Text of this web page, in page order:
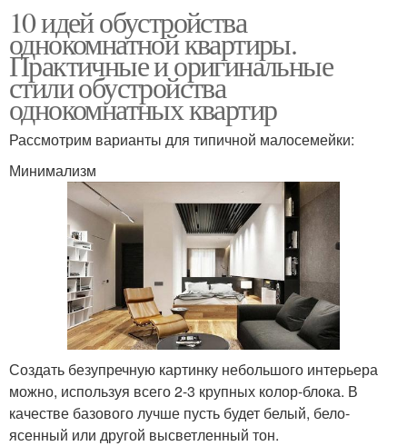
10 идей обустройства
однокомнатной квартиры.
Практичные и оригинальные
стили обустройства
однокомнатных квартир
Рассмотрим варианты для типичной малосемейки:
Минимализм
Создать безупречную картинку небольшого интерьера
можно, используя всего 2-3 крупных колор-блока. В
качестве базового лучше пусть будет белый, бело-
ясенный или другой высветленный тон.